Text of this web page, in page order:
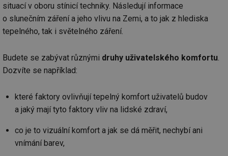
situací v oboru stínicí techniky. Následují informace
o slunečním záření a jeho vlivu na Zemi, a to jak z hlediska
tepelného, tak i světelného záření.
Budete se zabývat různými druhy uživatelského komfortu.
Dozvíte se například:
které faktory ovlivňují tepelný komfort uživatelů budov
a jaký mají tyto faktory vliv na lidské zdraví,
co je to vizuální komfort a jak se dá měřit, nechybí ani
vnímání barev,